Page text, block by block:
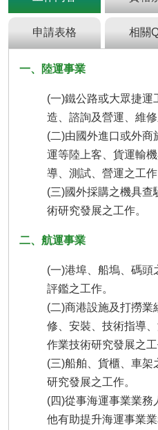
安
告
申請表格 相關
一、陸運事業
(一)鐵公路或大眾捷運
造、諮詢及營運、維修
(二)由國外進口或外商
運等陸上客、貨運輸
導、測試、營運之工作
(三)國外採購之機具
術研究發展之工作。
二、航運事業
(一)港埠、船塢、碼頭
評鑑之工作。
(二)商港設施及打撈業
修、安裝、技術指導
作業技術研究發展之工
(三)船舶、貨櫃、車
研究發展之工作。
(四)從事海運事業業
他有助提升海運事業業